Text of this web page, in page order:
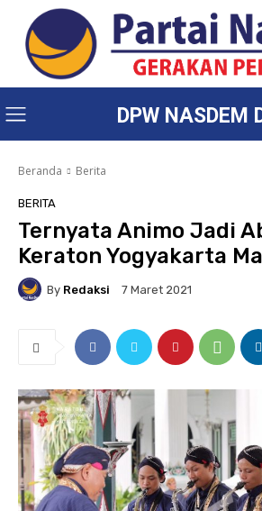
DPW NASDEM
Beranda Berita
BERITA
Ternyata Animo Jadi
Keraton Yogyakarta
By Redaksi 7 Maret 2021